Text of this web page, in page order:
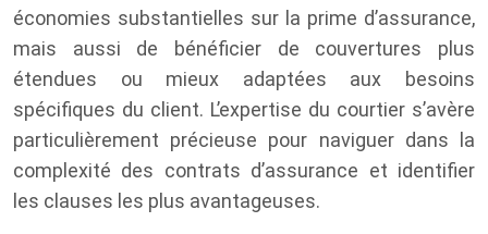
économies substantielles sur la prime d’assurance,
mais aussi de bénéficier de couvertures plus
étendues ou mieux adaptées aux besoins
spécifiques du client. L’expertise du courtier s’avère
particulièrement précieuse pour naviguer dans la
complexité des contrats d’assurance et identifier
les clauses les plus avantageuses.